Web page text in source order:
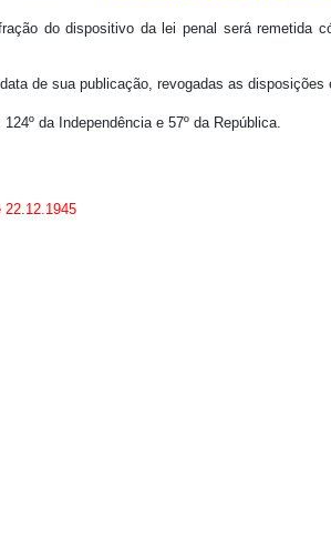
do dispositivo da lei penal será remetida
de sua publicação, revogadas as disposições
da Independência e 57º da República.
22.12.1945